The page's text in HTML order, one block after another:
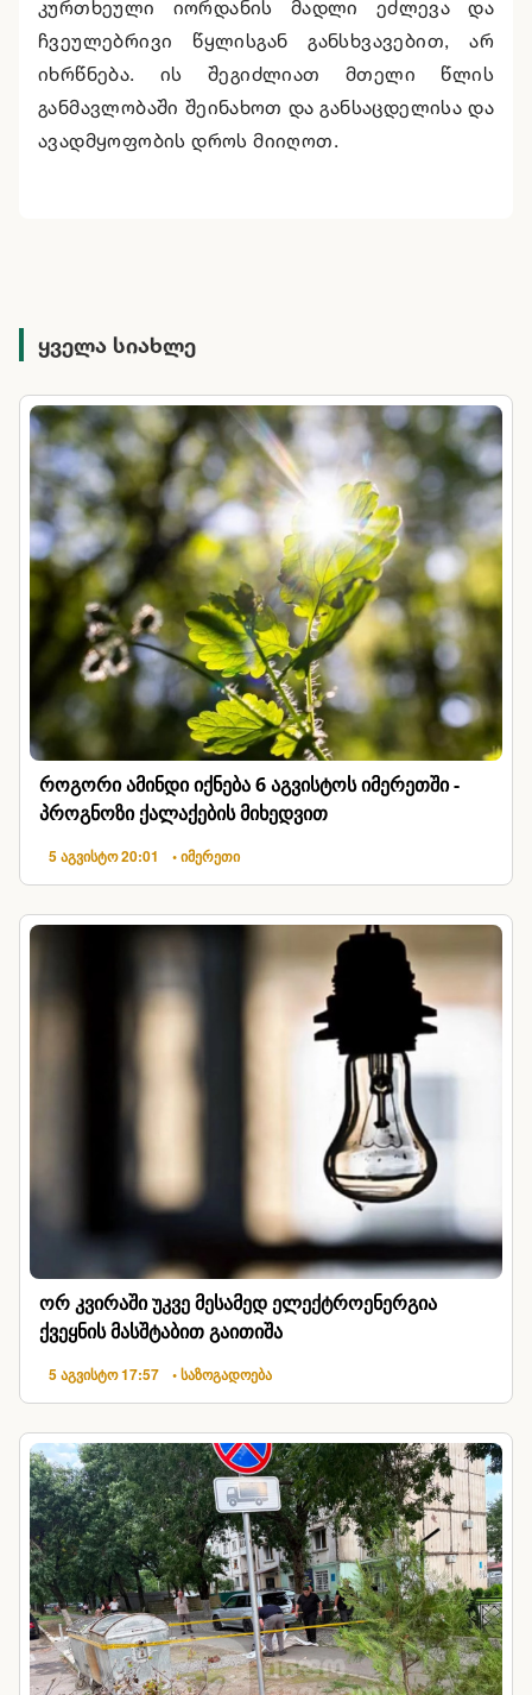
კურთხეული იორდანის მადლი ეძლევა და
ჩვეულებრივი წყლისგან განსხვავებით, არ
იხრწნება. ის შეგიძლიათ მთელი წლის
განმავლობაში შეინახოთ და განსაცდელისა და
ავადმყოფობის დროს მიიღოთ.
ყველა სიახლე
როგორი ამინდი იქნება 6 აგვისტოს იმერეთში -
პროგნოზი ქალაქების მიხედვით
5 აგვისტო 20:01 • იმერეთი
ორ კვირაში უკვე მესამედ ელექტროენერგია
ქვეყნის მასშტაბით გაითიშა
5 აგვისტო 17:57 • საზოგადოება